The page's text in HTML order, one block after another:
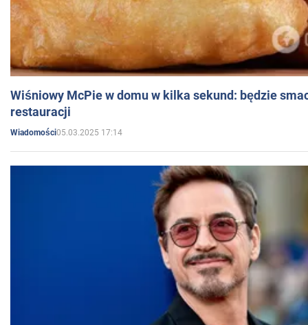
Wiśniowy McPie w domu w kilka sekund: będzie
restauracji
Wiadomości05.03.2025 17:14